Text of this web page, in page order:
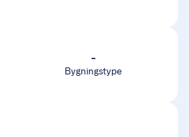
-
Bygningstype